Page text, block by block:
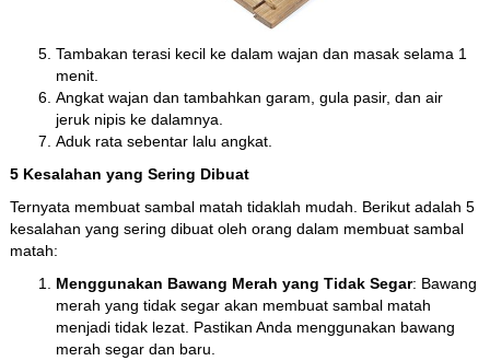
Tambakan terasi kecil ke dalam wajan dan masak selama 1
menit.
Angkat wajan dan tambahkan garam, gula pasir, dan air
jeruk nipis ke dalamnya.
Aduk rata sebentar lalu angkat.
5 Kesalahan yang Sering Dibuat
Ternyata membuat sambal matah tidaklah mudah. Berikut adalah 5
kesalahan yang sering dibuat oleh orang dalam membuat sambal
matah:
Menggunakan Bawang Merah yang Tidak Segar: Bawang
merah yang tidak segar akan membuat sambal matah
menjadi tidak lezat. Pastikan Anda menggunakan bawang
merah segar dan baru.